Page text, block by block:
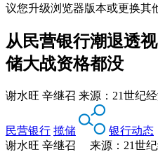
议您升级浏览器版本或更换其
从民营银行潮退透
储大战资格都没
谢水旺 辛继召 来源： 21世纪
民营银行 揽储
银行动态
谢水旺 辛继召 来源：21世